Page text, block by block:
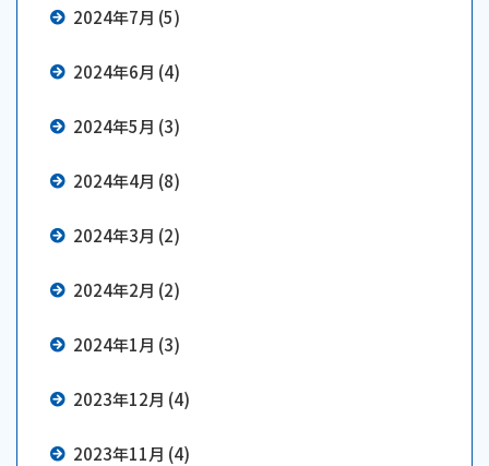
2024年7月 (5)
2024年6月 (4)
2024年5月 (3)
2024年4月 (8)
2024年3月 (2)
2024年2月 (2)
2024年1月 (3)
2023年12月 (4)
2023年11月 (4)